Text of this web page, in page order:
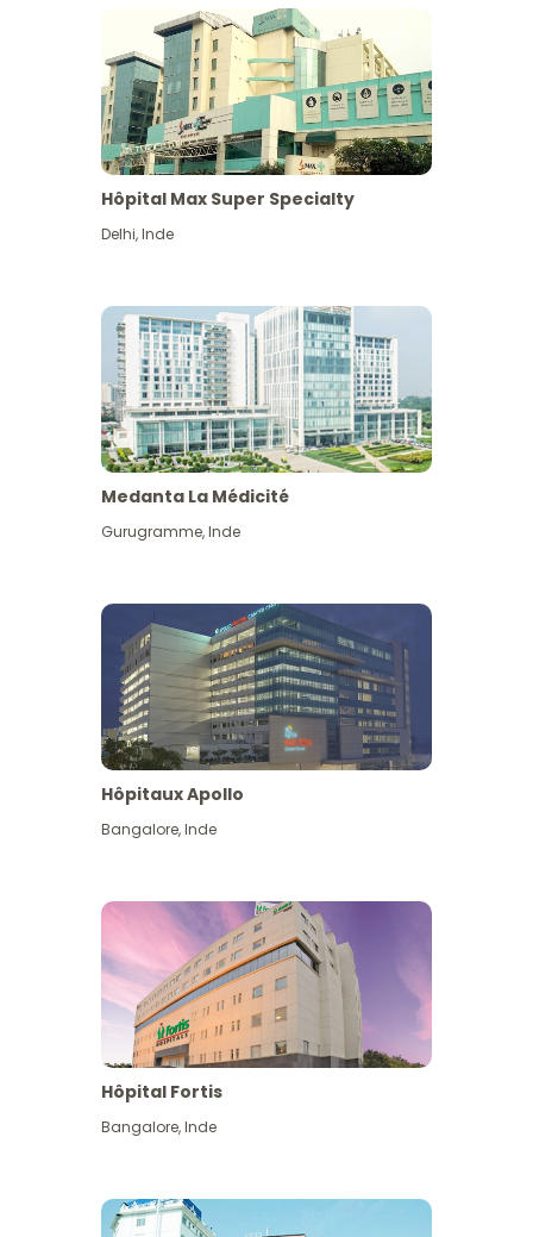
Hôpital Max Super Specialty
Delhi,Inde
Medanta La Médicité
Gurugramme,Inde
Hôpitaux Apollo
Bangalore,Inde
Hôpital Fortis
Bangalore,Inde